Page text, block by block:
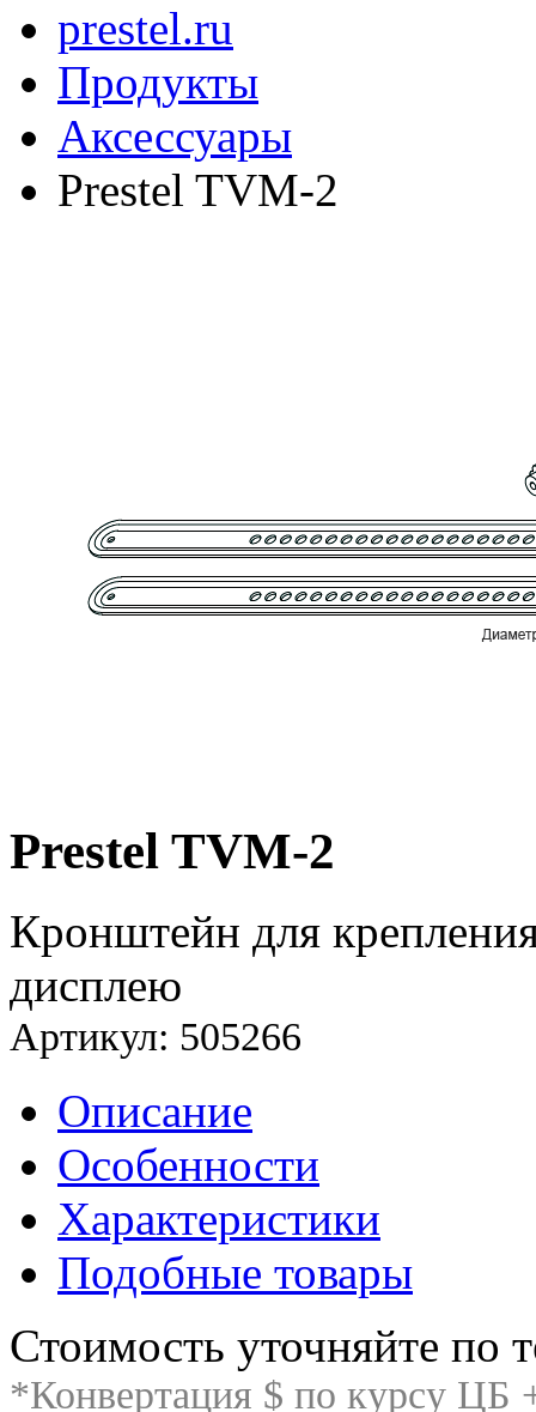
prestel.ru
Продукты
Аксессуары
Prestel TVM-2
Prestel TVM-2
Кронштейн для
дисплею
Артикул: 505266
Описание
Особенности
Характеристики
Подобные товары
Стоимость уточняйте по
*Конвертация $ по курсу ЦБ